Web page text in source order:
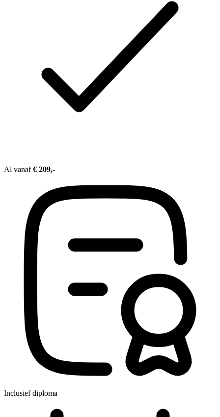
Al vanaf€ 209,-
Inclusief diploma